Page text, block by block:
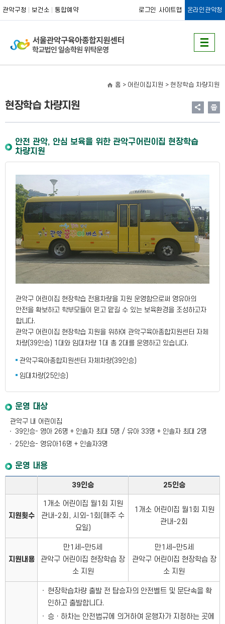
관악구청 보건소 통합예약 로그인 사이트맵 온라인관악청
홈 > 어린이집지원 > 현장학습 차량지원
현장학습 차량지원
안전 관악, 안심 보육을 위한 관악구어린이집 현장학습
차량지원
관악구 어린이집 현장학습 전용차량을 지원 운영함으로써 영유아의
안전을 확보하고 학부모들이 믿고 맡길 수 있는 보육환경을 조성하고자
합니다.
관악구 어린이집 현장학습 지원을 위하여 관악구육아종합지원센터 자체
차량(39인승) 1대와 임대차량 1대 총 2대를 운영하고 있습니다.
관악구육아종합지원센터 자체차량(39인승)
임대차량(25인승)
운영 대상
관악구 내 어린이집
39인승- 영아 26명 + 인솔자 최대 5명 / 유아 33명 + 인솔자 최대 2명
25인승- 영유아16명 + 인솔자3명
운영 내용
39인승 25인승
지원횟수
1개소 어린이집 월1회 지원
관내-2회, 시외-1회(매주 수
요일)
1개소 어린이집 월1회 지원
관내-2회
지원내용
만1세~만5세
관악구 어린이집 현장학습 장
소 지원
만1세~만5세
관악구 어린이집 현장학습 장
소 지원
현장학습차량 출발 전 탑승자의 안전벨트 및 문단속을 확
인하고 출발합니다.
승ㆍ하차는 안전법규에 의거하여 운행자가 지정하는 곳에